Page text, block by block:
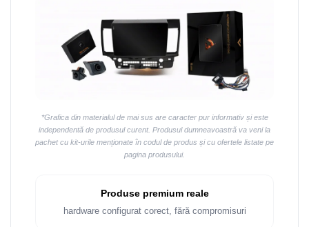
Rame adaptoare auto
Rame adaptoare auto
Rame adaptoare Volkswagen
Rame adaptoare Ford
Rame adaptoare M-Benz
Rame adaptoare Skoda
*Grafica din materialul de mai sus are caracter pur informativ și este
independentă de produsul curent. Produsul dumneavoastră va veni la
pachet cu kit-urile menționate în codul de produs și cu ofertele listate pe
pagina produsului.
Produse premium reale
hardware configurat corect, fără compromisuri